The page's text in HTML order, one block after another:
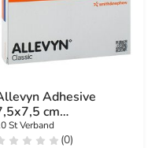
Adhesive
cm
St Verband
(0)